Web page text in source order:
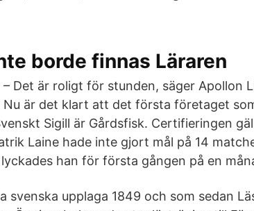
borde finnas Läraren
– Det är roligt för stunden, säger Apollon
Nu är det klart att det första företaget
Sigill är Gårdsfisk. Certifieringen
Laine hade inte gjort mål på 14
han för första gången på en
svenska upplaga 1849 och som sedan